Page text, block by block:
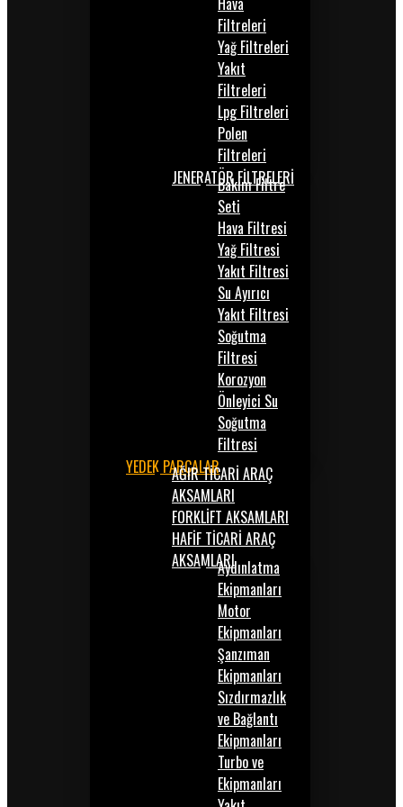
Filtreleri
Yağ Filtreleri
Yakıt
Filtreleri
Lpg Filtreleri
Polen
Filtreleri
JENERATÖR FİLTRELERİ
Bakım Filtre
Seti
Hava Filtresi
Yağ Filtresi
Yakıt Filtresi
Su Ayırıcı
Yakıt Filtresi
Soğutma
Filtresi
Korozyon
Önleyici Su
Soğutma
Filtresi
YEDEK PARÇALARAĞIR TİCARİ ARAÇ
AKSAMLARI
FORKLİFT AKSAMLARI
HAFİF TİCARİ ARAÇ
AKSAMLARIAydınlatma
Ekipmanları
Motor
Ekipmanları
Şanzıman
Ekipmanları
Sızdırmazlık
ve Bağlantı
Ekipmanları
Turbo ve
Ekipmanları